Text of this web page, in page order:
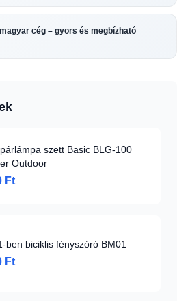
cég – gyors és megbízható
szett Basic BLG-100
Outdoor
Ft
ben biciklis fényszóró BM01
Ft